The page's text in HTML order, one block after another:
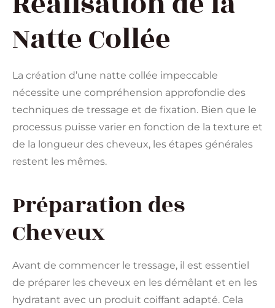
Natte Collée
La création d’une natte collée impeccable
nécessite une compréhension approfondie des
techniques de tressage et de fixation. Bien que le
processus puisse varier en fonction de la texture et
de la longueur des cheveux, les étapes générales
restent les mêmes.
Préparation des
Cheveux
Avant de commencer le tressage, il est essentiel
de préparer les cheveux en les démêlant et en les
hydratant avec un produit coiffant adapté. Cela